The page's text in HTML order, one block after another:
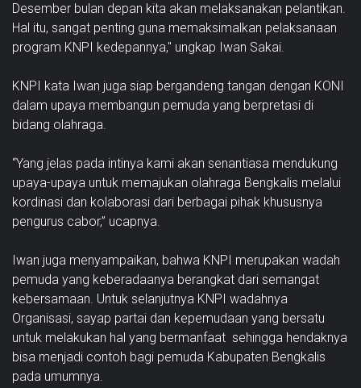
Desember bulan depan kita akan melaksanakan pelantikan.
Hal itu, sangat penting guna memaksimalkan pelaksanaan
program KNPI kedepannya," ungkap Iwan Sakai.
KNPI kata Iwan juga siap bergandeng tangan dengan KONI
dalam upaya membangun pemuda yang berpretasi di
bidang olahraga.
“Yang jelas pada intinya kami akan senantiasa mendukung
upaya-upaya untuk memajukan olahraga Bengkalis melalui
kordinasi dan kolaborasi dari berbagai pihak khususnya
pengurus cabor,” ucapnya.
Iwan juga menyampaikan, bahwa KNPI merupakan wadah
pemuda yang keberadaanya berangkat dari semangat
kebersamaan. Untuk selanjutnya KNPI wadahnya
Organisasi, sayap partai dan kepemudaan yang bersatu
untuk melakukan hal yang bermanfaat sehingga hendaknya
bisa menjadi contoh bagi pemuda Kabupaten Bengkalis
pada umumnya.